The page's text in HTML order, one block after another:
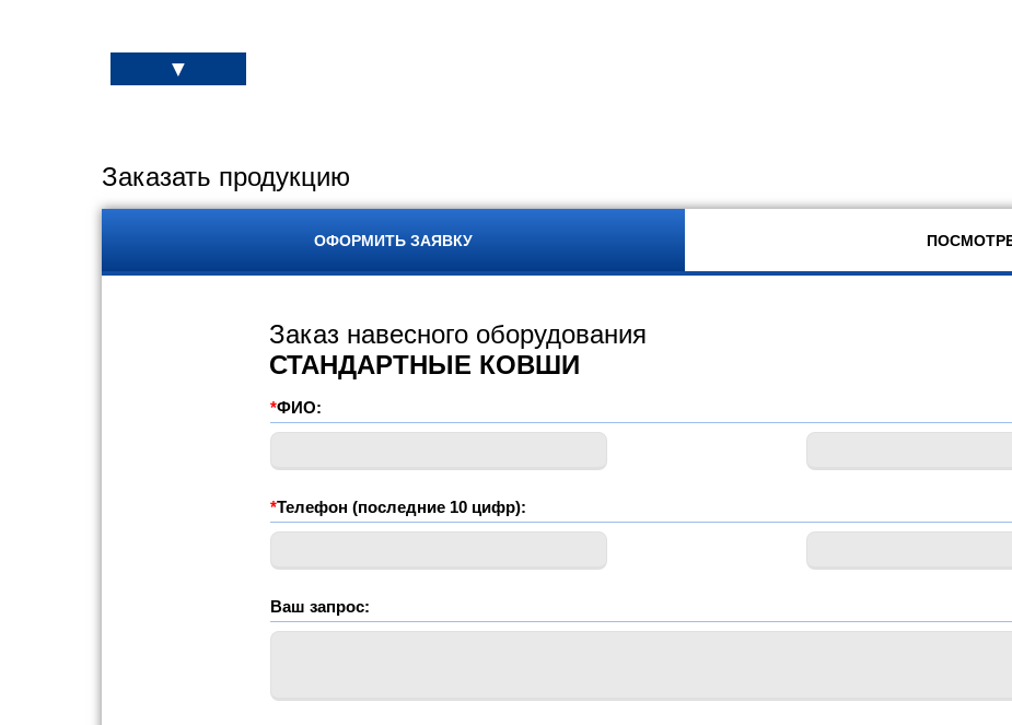
Заказать продукцию
ОФОРМИТЬ ЗАЯВКУ
Заказ навесного оборудования
СТАНДАРТНЫЕ КОВШИ
*ФИО:
*Телефон (последние 10 цифр):
Ваш запрос: